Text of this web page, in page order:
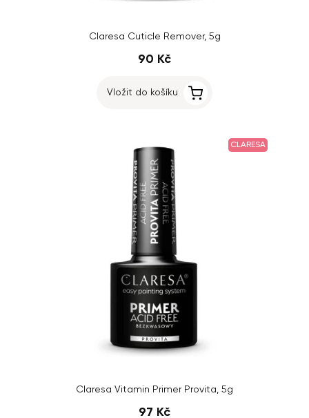
Claresa Cuticle Remover, 5g
90 Kč
Vložit do košíku
CLARESA
Claresa Vitamin Primer Provita, 5g
97 Kč